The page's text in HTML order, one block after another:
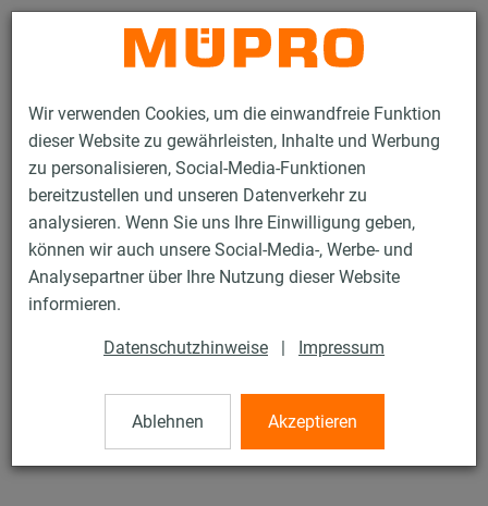
Wir verwenden Cookies, um die einwandfreie Funktion
dieser Website zu gewährleisten, Inhalte und Werbung
zu personalisieren, Social-Media-Funktionen
bereitzustellen und unseren Datenverkehr zu
analysieren. Wenn Sie uns Ihre Einwilligung geben,
können wir auch unsere Social-Media-, Werbe- und
Analysepartner über Ihre Nutzung dieser Website
informieren.
Datenschutzhinweise | Impressum
Ablehnen Akzeptieren
Kontakt
Produkte Befestigungstechnik
Schallschutz
Rohrschellen mit Schalldämmung
EURO-QUICK® Typ EXP
EURO-QUICK® Typ EXP
mit DÄMMGULAST®, verzinkt